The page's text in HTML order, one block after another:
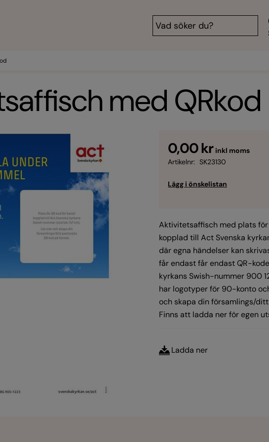
med QRkod
0,00 kr inkl moms
Artikelnr: SK23130
Aktivitetsaffisch med plats
kopplad till Act Svenska
där egna händelser kan
får endast får endast QR-
kyrkans Swish-nummer 900
har logotyper för 90-konto
och skapa din församlings/
Finns att ladda ner för egen
Ladda ner